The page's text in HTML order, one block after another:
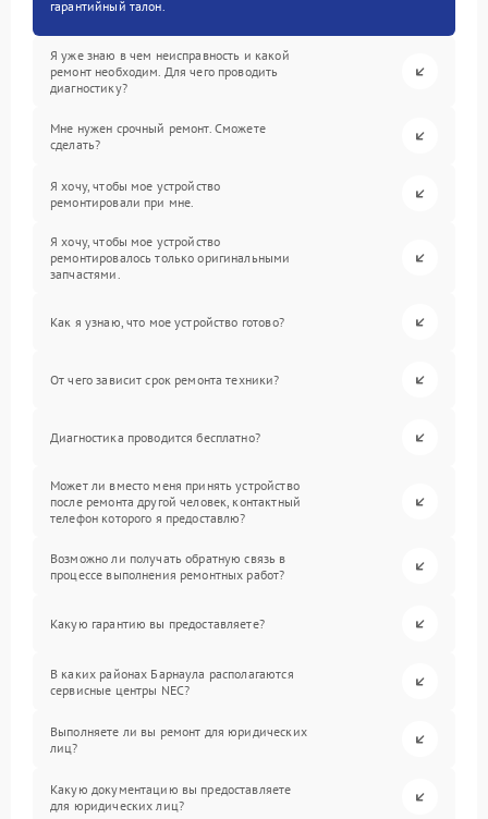
гарантийный талон.
Я уже знаю в чем неисправность и какой
ремонт необходим. Для чего проводить
диагностику?
Мне нужен срочный ремонт. Сможете
сделать?
Я хочу, чтобы мое устройство
ремонтировали при мне.
Я хочу, чтобы мое устройство
ремонтировалось только оригинальными
запчастями.
Как я узнаю, что мое устройство готово?
От чего зависит срок ремонта техники?
Диагностика проводится бесплатно?
Может ли вместо меня принять устройство
после ремонта другой человек, контактный
телефон которого я предоставлю?
Возможно ли получать обратную связь в
процессе выполнения ремонтных работ?
Какую гарантию вы предоставляете?
В каких районах Барнаула располагаются
сервисные центры NEC?
Выполняете ли вы ремонт для юридических
лиц?
Какую документацию вы предоставляете
для юридических лиц?